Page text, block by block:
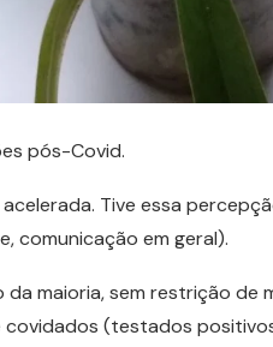
pós-Covid.
Tive essa
comunicação em geral).
maioria, sem restrição de
(testados